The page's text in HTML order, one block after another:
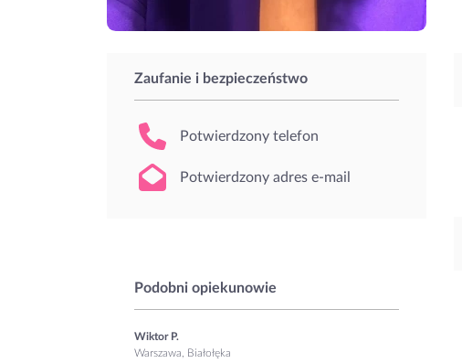
Zaufanie i bezpieczeństwo
Potwierdzony telefon
Potwierdzony adres e-mail
Podobni opiekunowie
Wiktor P.
Warszawa, Białołęka